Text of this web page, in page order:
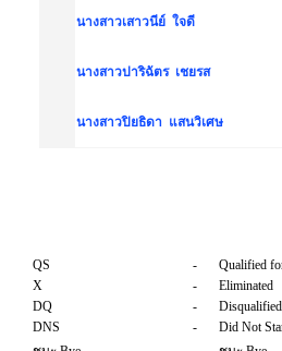
นางสาวเสาวนีย์ ใจดี
นางสาวปาริฉัตร เชยรส
นางสาวปิยธิดา แสนวิเศษ
QS -
Qualified
X -
Eliminated
DQ -
Disqualified
DNS -
Did Not